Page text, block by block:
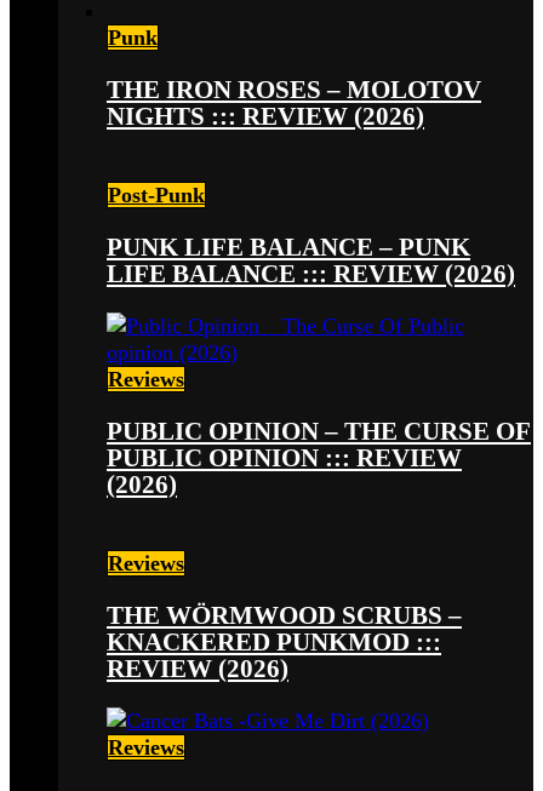
Punk
THE IRON ROSES – MOLOTOV
NIGHTS ::: REVIEW (2026)
Post-Punk
PUNK LIFE BALANCE – PUNK
LIFE BALANCE ::: REVIEW (2026)
Reviews
PUBLIC OPINION – THE CURSE OF
PUBLIC OPINION ::: REVIEW
(2026)
Reviews
THE WÖRMWOOD SCRUBS –
KNACKERED PUNKMOD :::
REVIEW (2026)
Reviews